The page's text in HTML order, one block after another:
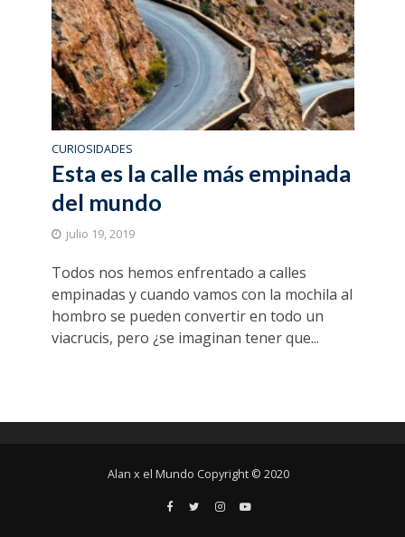
CURIOSIDADES
Esta es la calle más empinada
del mundo
julio 19, 2019
Todos nos hemos enfrentado a calles
empinadas y cuando vamos con la mochila al
hombro se pueden convertir en todo un
viacrucis, pero ¿se imaginan tener que...
Alan x el Mundo Copyright © 2020